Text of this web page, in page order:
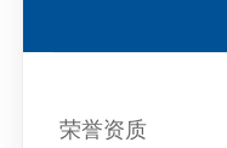
荣誉资质